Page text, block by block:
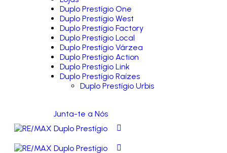
Duplo Prestígio One
Duplo Prestígio West
Duplo Prestígio Factory
Duplo Prestígio Local
Duplo Prestígio Várzea
Duplo Prestígio Action
Duplo Prestígio Link
Duplo Prestígio Raízes
Duplo Prestígio Urbis
Junta-te a Nós